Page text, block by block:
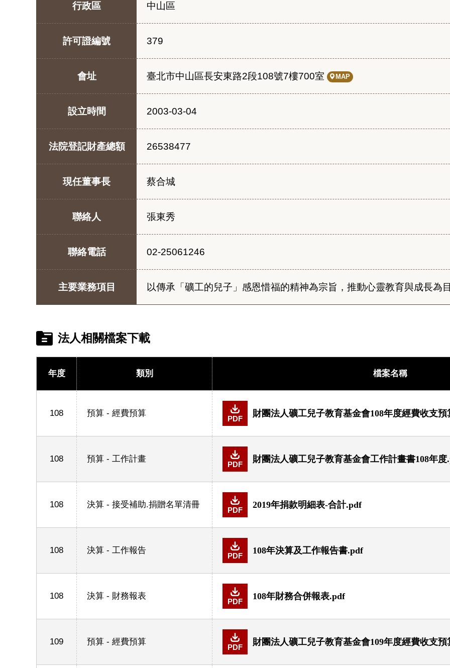
行政區 中山區
許可證編號 379
會址 臺北市中山區長安東路2段108號7樓700室 MAP
設立時間 2003-03-04
法院登記財產總額 26538477
現任董事長 蔡合城
聯絡人 張東秀
聯絡電話 02-25061246
主要業務項目 以傳承「礦工的兒子」感恩惜福的精神為宗旨，推動心靈教育與成長為
法人相關檔案下載
年度 類別 檔案名稱
108 預算 - 經費預算
PDF
財團法人礦工兒子教育基金會108年度經費收支
108 預算 - 工作計畫
PDF
財團法人礦工兒子教育基金會工作計畫書108年度
108 決算 - 接受補助.捐贈名單清冊
PDF
2019年捐款明細表-合計.pdf
108 決算 - 工作報告
PDF
108年決算及工作報告書.pdf
108 決算 - 財務報表
PDF
108年財務合併報表.pdf
109 預算 - 經費預算
PDF
財團法人礦工兒子教育基金會109年度經費收支